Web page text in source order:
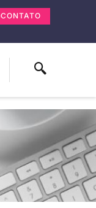
CONTATO